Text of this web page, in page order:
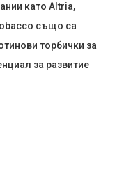
като Altria,
също са
торбички за
за развитие